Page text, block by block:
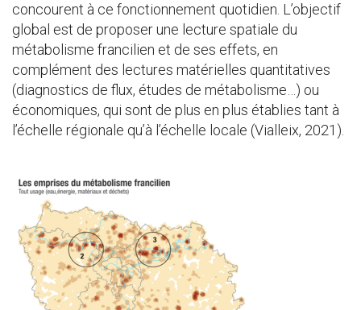
concourent à ce fonctionnement quotidien. L’objectif
global est de proposer une lecture spatiale du
métabolisme francilien et de ses effets, en
complément des lectures matérielles quantitatives
(diagnostics de flux, études de métabolisme…) ou
économiques, qui sont de plus en plus établies tant à
l’échelle régionale qu’à l’échelle locale (Vialleix, 2021).